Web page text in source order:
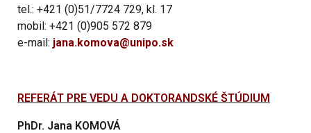
tel.: +421 (0)51/7724 729, kl. 17
mobil: +421 (0)905 572 879
e-mail: jana.komova@unipo.sk
REFERÁT PRE VEDU A DOKTORANDSKÉ ŠTÚDIUM
PhDr. Jana KOMOVÁ